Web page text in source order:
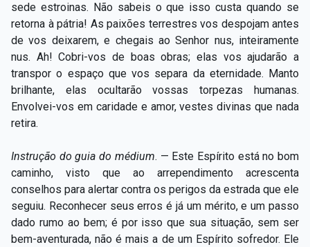
sede estroinas. Não sabeis o que isso custa quando se
retorna à pátria! As paixões terrestres vos despojam antes
de vos deixarem, e chegais ao Senhor nus, inteiramente
nus. Ah! Cobri-vos de boas obras; elas vos ajudarão a
transpor o espaço que vos separa da eternidade. Manto
brilhante, elas ocultarão vossas torpezas humanas.
Envolvei-vos em caridade e amor, vestes divinas que nada
retira.
Instrução do guia do médium. — Este Espírito está no bom
caminho, visto que ao arrependimento acrescenta
conselhos para alertar contra os perigos da estrada que ele
seguiu. Reconhecer seus erros é já um mérito, e um passo
dado rumo ao bem; é por isso que sua situação, sem ser
bem-aventurada, não é mais a de um Espírito sofredor. Ele